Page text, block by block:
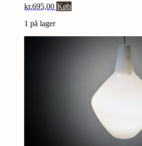
kr.695,00 Køb
1 på lager